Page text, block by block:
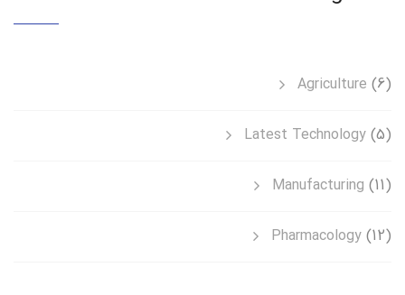
Agriculture (6)
Latest Technology (5)
Manufacturing (11)
Pharmacology (12)